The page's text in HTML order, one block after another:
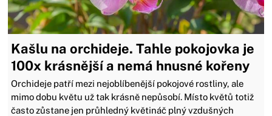
Kašlu na orchideje. Tahle pokojovka je
100x krásnější a nemá hnusné kořeny
Orchideje patří mezi nejoblíbenější pokojové rostliny, ale
mimo dobu květu už tak krásně nepůsobí. Místo květů totiž
často zůstane jen průhledný květináč plný vzdušných